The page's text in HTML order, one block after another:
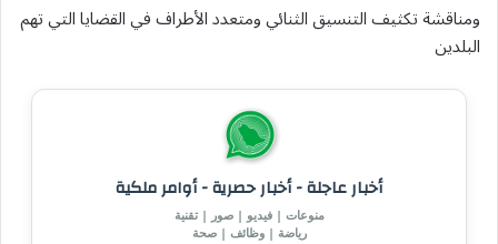
ومناقشة تكثيف التنسيق الثنائي ومتعدد الأطراف في القضايا التي تهم
البلدين
أخبار عاجلة - أخبار حصرية - أوامر ملكية
منوعات | فيديو | صور | تقنية
رياضة | وظائف | صحة